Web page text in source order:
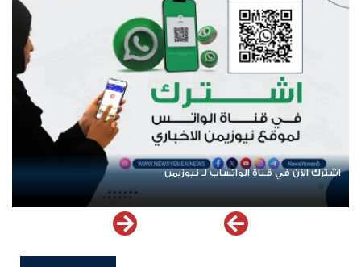
عودة الرحلات الدولية إلى اليمن.. ادعاء حكومي بلا معطيات